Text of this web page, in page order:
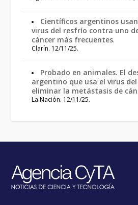
Científicos argentinos
virus del resfrío contra uno
cáncer más frecuentes.
Clarín. 12/11/25.
Probado en animales. El
argentino que usa el virus
eliminar la metástasis de
La Nación. 12/11/25.